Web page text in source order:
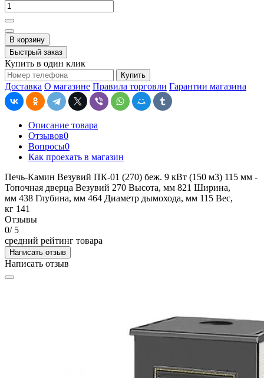
В корзину
Быстрый заказ
Купить в один клик
Купить
Доставка О магазине Правила торговли Гарантии магазина
Описание товара
Отзывов0
Вопросы0
Как проехать в магазин
Печь-Камин Везувий ПК-01 (270) беж. 9 кВт (150 м3) 115 мм -
Топочная дверца Везувий 270 Высота, мм 821 Ширина,
мм 438 Глубина, мм 464 Диаметр дымохода, мм 115 Вес,
кг 141
Отзывы
0/ 5
средний рейтинг товара
Написать отзыв
Написать отзыв